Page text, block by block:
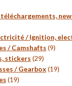
/ Ignition,
/ Camshafts 99
stickers 2929
produits
/ Gearbox 1919
1919